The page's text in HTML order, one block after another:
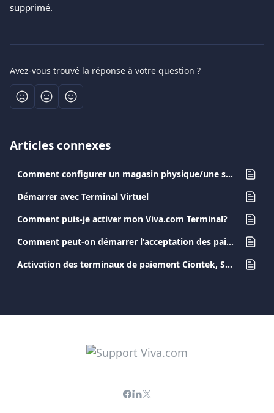
supprimé.
Avez-vous trouvé la réponse à votre question ?
Articles connexes
Comment configurer un magasin physique/une source de paiement ?
Démarrer avec Terminal Virtuel
Comment puis-je activer mon Viva.com Terminal?
Comment peut-on démarrer l'acceptation des paiements via le schéma Cartes Bancaires ?
Activation des terminaux de paiement Ciontek, Sunmi et PAX A8900